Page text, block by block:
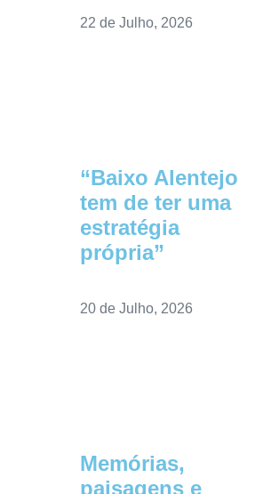
22 de Julho, 2026
“Baixo Alentejo
tem de ter uma
estratégia
própria”
20 de Julho, 2026
Memórias,
paisagens e